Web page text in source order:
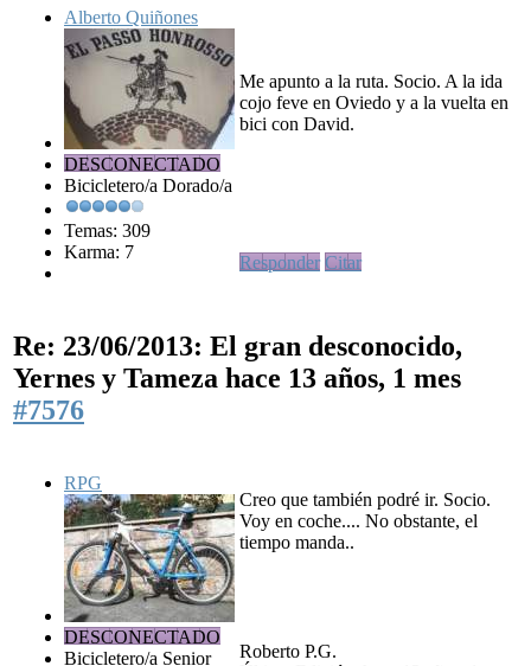
Alberto Quiñones
DESCONECTADO
Bicicletero/a Dorado/a
Temas: 309
Karma: 7
Me apunto a la ruta. Socio. A la ida
cojo feve en Oviedo y a la vuelta en
bici con David.
Responder Citar
Re: 23/06/2013: El gran desconocido,
Yernes y Tameza hace 13 años, 1 mes
#7576
RPG
DESCONECTADO
Bicicletero/a Senior
Creo que también podré ir. Socio.
Voy en coche.... No obstante, el
tiempo manda..
Roberto P.G.